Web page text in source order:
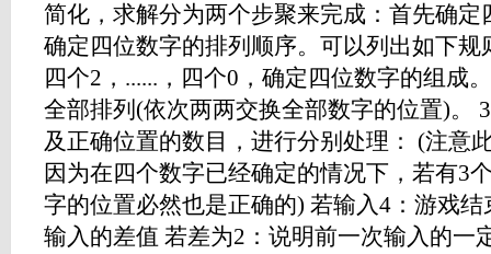
简化，求解分为两个步聚来完成：首先确
确定四位数字的排列顺序。可以列出如下规
四个2，......，四个0，确定四位数字的组成
全部排列(依次两两交换全部数字的位置)。
及正确位置的数目，进行分别处理： (注意
因为在四个数字已经确定的情况下，若有3
字的位置必然也是正确的) 若输入4：游戏
输入的差值 若差为2：说明前一次输入的一